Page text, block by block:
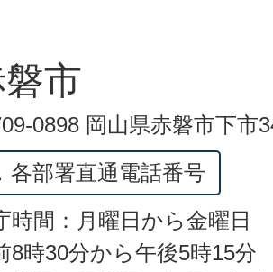
市
0898 岡山県赤磐市下市
各部署直通電話番号
時間：月曜日から金曜日
8時30分から午後5時15分